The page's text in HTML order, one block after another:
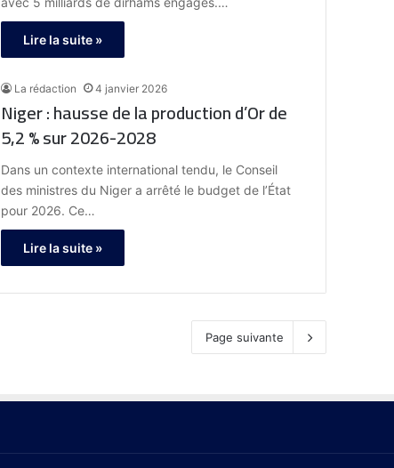
Lire la suite »
La rédaction 4 janvier 2026
Niger : hausse de la production d’Or de
5,2 % sur 2026-2028
Dans un contexte international tendu, le Conseil
des ministres du Niger a arrêté le budget de l’État
pour 2026. Ce…
Lire la suite »
Page suivante